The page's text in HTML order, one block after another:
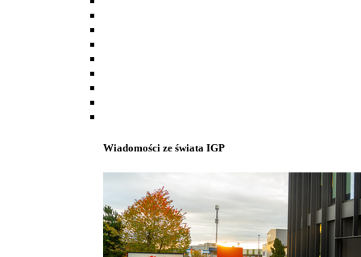
Wiadomości ze świata IGP